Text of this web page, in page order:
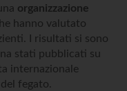
organizzazione
hanno valutato
I risultati si sono
stati pubblicati su
internazionale
fegato.